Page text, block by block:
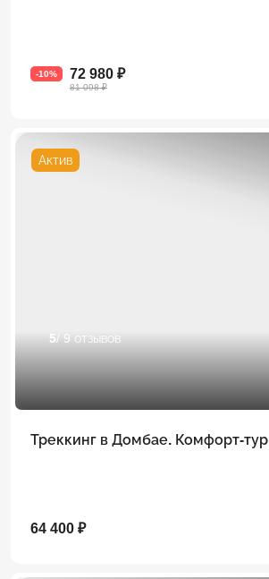
-10% 72 980 ₽
81 098 ₽
Актив
5/ 9 отзывов
Треккинг в Домбае. Комфорт-тур
64 400 ₽